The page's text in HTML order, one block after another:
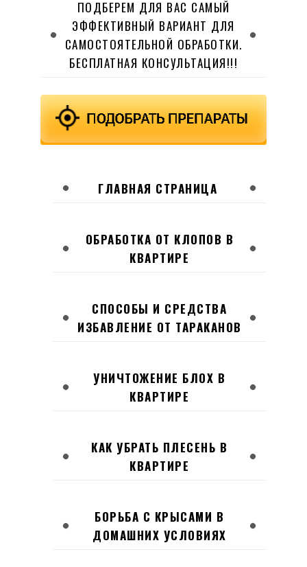
ПОДБЕРЕМ ДЛЯ ВАС САМЫЙ
ЭФФЕКТИВНЫЙ ВАРИАНТ ДЛЯ
САМОСТОЯТЕЛЬНОЙ ОБРАБОТКИ.
БЕСПЛАТНАЯ КОНСУЛЬТАЦИЯ!!!
ГЛАВНАЯ СТРАНИЦА
ОБРАБОТКА ОТ КЛОПОВ В
КВАРТИРЕ
СПОСОБЫ И СРЕДСТВА
ИЗБАВЛЕНИЕ ОТ ТАРАКАНОВ
УНИЧТОЖЕНИЕ БЛОХ В
КВАРТИРЕ
КАК УБРАТЬ ПЛЕСЕНЬ В
КВАРТИРЕ
БОРЬБА С КРЫСАМИ В
ДОМАШНИХ УСЛОВИЯХ